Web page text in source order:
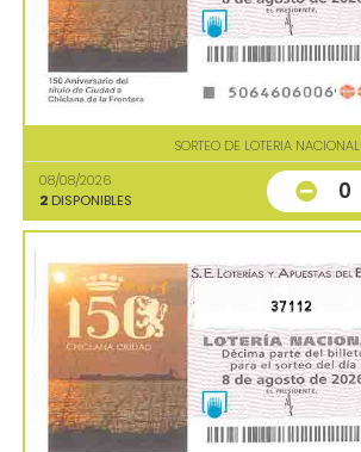
SORTEO DE LOTERIA NACIONAL
08/08/2026
2 DISPONIBLES 0
37112